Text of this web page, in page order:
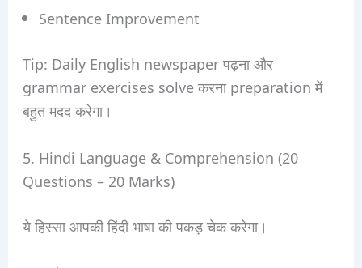
Sentence Improvement
Tip: Daily English newspaper पढ़ना और
grammar exercises solve करना preparation में
बहुत मदद करेगा।
5. Hindi Language & Comprehension (20
Questions – 20 Marks)
ये हिस्सा आपकी हिंदी भाषा की पकड़ चेक करेगा।